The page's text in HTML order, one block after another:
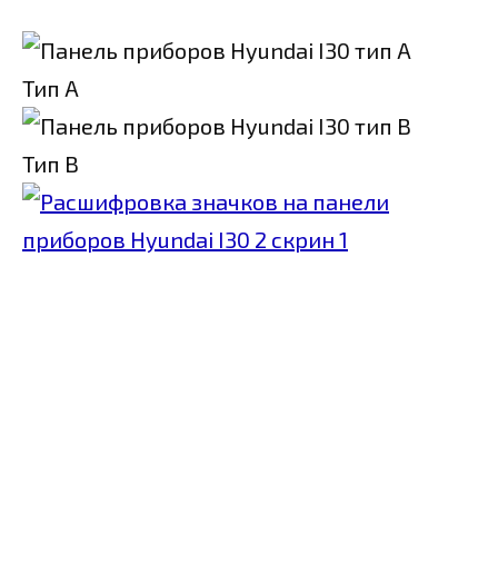
Тип А
Тип В